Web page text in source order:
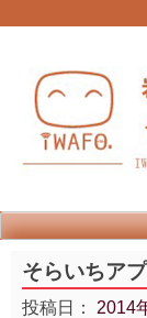
そらいちア
投稿日： 2014